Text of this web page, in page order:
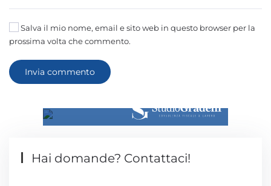
Salva il mio nome, email e sito web in questo browser per la
prossima volta che commento.
Invia commento
Hai domande? Contattaci!